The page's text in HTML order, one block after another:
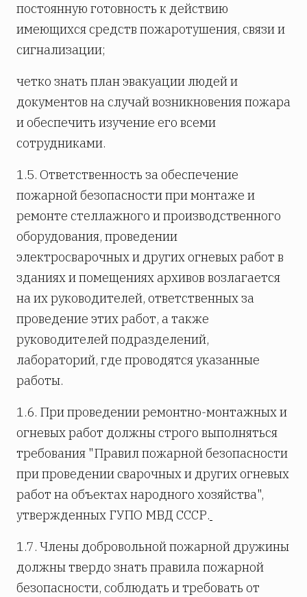
постоянную готовность к действию
имеющихся средств пожаротушения, связи и
сигнализации;
четко знать план эвакуации людей и
документов на случай возникновения пожара
и обеспечить изучение его всеми
сотрудниками.
1.5. Ответственность за обеспечение
пожарной безопасности при монтаже и
ремонте стеллажного и производственного
оборудования, проведении
электросварочных и других огневых работ в
зданиях и помещениях архивов возлагается
на их руководителей, ответственных за
проведение этих работ, а также
руководителей подразделений,
лабораторий, где проводятся указанные
работы.
1.6. При проведении ремонтно-монтажных и
огневых работ должны строго выполняться
требования "Правил пожарной безопасности
при проведении сварочных и других огневых
работ на объектах народного хозяйства",
утвержденных ГУПО МВД СССР.
1.7. Члены добровольной пожарной дружины
должны твердо знать правила пожарной
безопасности, соблюдать и требовать от